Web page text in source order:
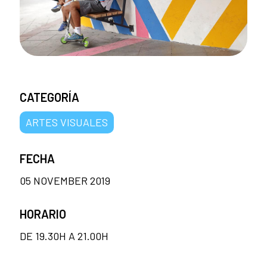
CATEGORÍA
ARTES VISUALES
FECHA
05 NOVEMBER 2019
HORARIO
DE 19.30H A 21.00H